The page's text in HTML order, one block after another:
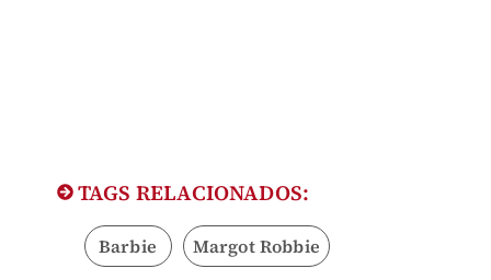
TAGS RELACIONADOS:
Barbie Margot Robbie